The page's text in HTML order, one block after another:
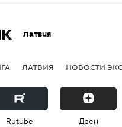
Латвия
ЛАТВИЯ НОВОСТИ
Rutube Дзен